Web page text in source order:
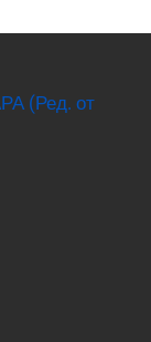
(Ред. от